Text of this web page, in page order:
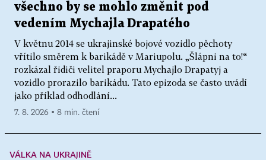
všechno by se mohlo změnit pod
vedením Mychajla Drapatého
V květnu 2014 se ukrajinské bojové vozidlo pěchoty
vřítilo směrem k barikádě v Mariupolu. „Šlápni na to!“
rozkázal řidiči velitel praporu Mychajlo Drapatyj a
vozidlo prorazilo barikádu. Tato epizoda se často uvádí
jako příklad odhodlání...
7. 8. 2026 ▪ 8 min. čtení
VÁLKA NA UKRAJINĚ